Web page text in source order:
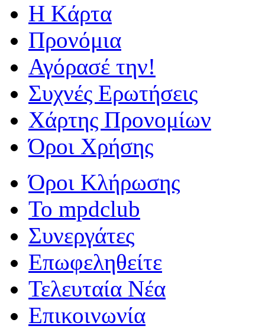
Η Kάρτα
Προνόμια
Αγόρασέ την!
Συχνές Ερωτήσεις
Χάρτης Προνομίων
Όροι Χρήσης
Όροι Κλήρωσης
To mpdclub
Συνεργάτες
Επωφεληθείτε
Τελευταία Νέα
Επικοινωνία